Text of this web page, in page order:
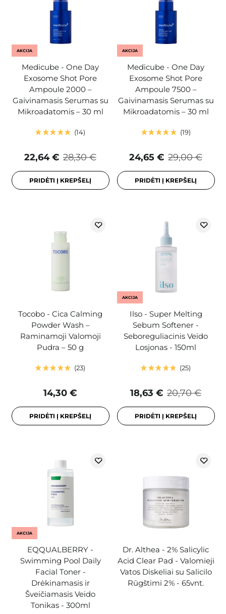
AKCIJA
Medicube - One Day
Exosome Shot Pore
Ampoule 2000 –
Gaivinamasis Serumas su
Mikroadatomis – 30 ml
14
28,30 €
22,64 €
PRIDĖTI Į KREPŠELĮ
AKCIJA
Medicube - One Day
Exosome Shot Pore
Ampoule 7500 –
Gaivinamasis Serumas su
Mikroadatomis – 30 ml
19
29,00 €
24,65 €
PRIDĖTI Į KREPŠELĮ
Tocobo - Cica Calming
Powder Wash –
Raminamoji Valomoji
Pudra – 50 g
23
14,30 €
PRIDĖTI Į KREPŠELĮ
AKCIJA
Ilso - Super Melting
Sebum Softener -
Seboreguliacinis Veido
Losjonas - 150ml
25
20,70 €
18,63 €
PRIDĖTI Į KREPŠELĮ
AKCIJA
EQQUALBERRY -
Swimming Pool Daily
Facial Toner -
Drėkinamasis ir
Šveičiamasis Veido
Tonikas - 300ml
Dr. Althea - 2% Salicylic
Acid Clear Pad - Valomieji
Vatos Diskeliai su Salicilo
Rūgštimi 2% - 65vnt.